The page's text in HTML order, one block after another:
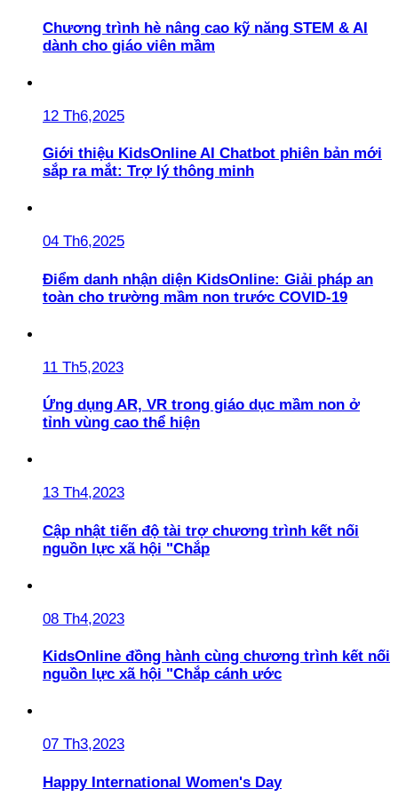
Chương trình hè nâng cao kỹ năng STEM & AI
dành cho giáo viên mầm
12 Th6,2025
Giới thiệu KidsOnline AI Chatbot phiên bản mới
sắp ra mắt: Trợ lý thông minh
04 Th6,2025
Điểm danh nhận diện KidsOnline: Giải pháp an
toàn cho trường mầm non trước COVID-19
11 Th5,2023
Ứng dụng AR, VR trong giáo dục mầm non ở
tỉnh vùng cao thể hiện
13 Th4,2023
Cập nhật tiến độ tài trợ chương trình kết nối
nguồn lực xã hội "Chắp
08 Th4,2023
KidsOnline đồng hành cùng chương trình kết nối
nguồn lực xã hội "Chắp cánh ước
07 Th3,2023
Happy International Women's Day